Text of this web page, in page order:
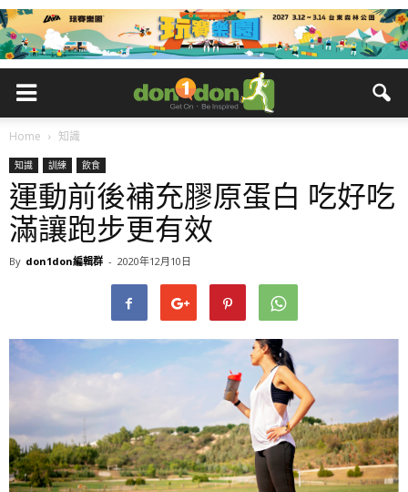
Home 知識
知識 訓練 飲食
運動前後補充膠原蛋白 吃好吃
滿讓跑步更有效
By don1don編輯群 - 2020年12月10日